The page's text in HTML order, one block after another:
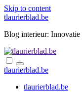
Skip to content
tlaurierblad.be
Blog interieur: Innovatie
tlaurierblad.be
tlaurierblad.be